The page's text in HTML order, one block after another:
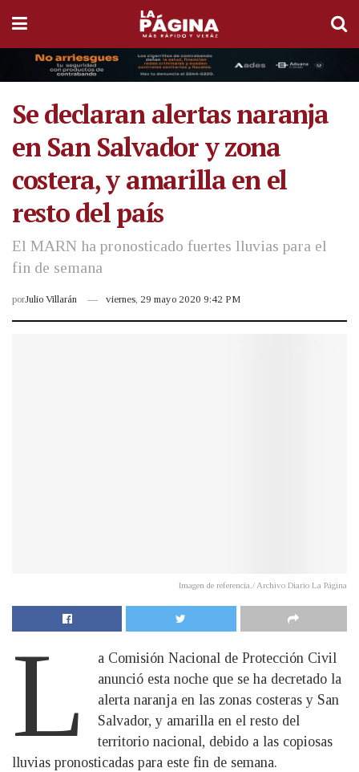
Se declaran alertas naranja
en San Salvador y zona
costera, y amarilla en el
resto del país
El MARN ha pronosticado fuertes lluvias para el
fin de semana
porJulio Villarán viernes, 29 mayo 2020 9:42 PM
Imagen de referencia./ Archivo Diario La Página
L
a Comisión Nacional de Protección Civil
anunció esta noche que se ha decretado la
alerta naranja en las zonas costeras y San
Salvador, y amarilla en el resto del
territorio nacional, debido a las copiosas
lluvias pronosticadas para este fin de semana.